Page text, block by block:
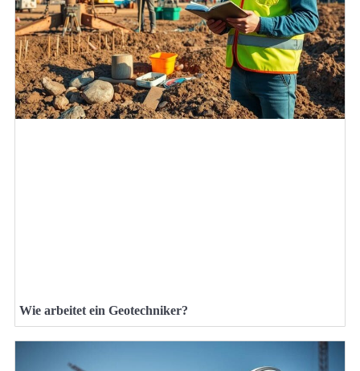
Wie arbeitet ein Geotechniker?